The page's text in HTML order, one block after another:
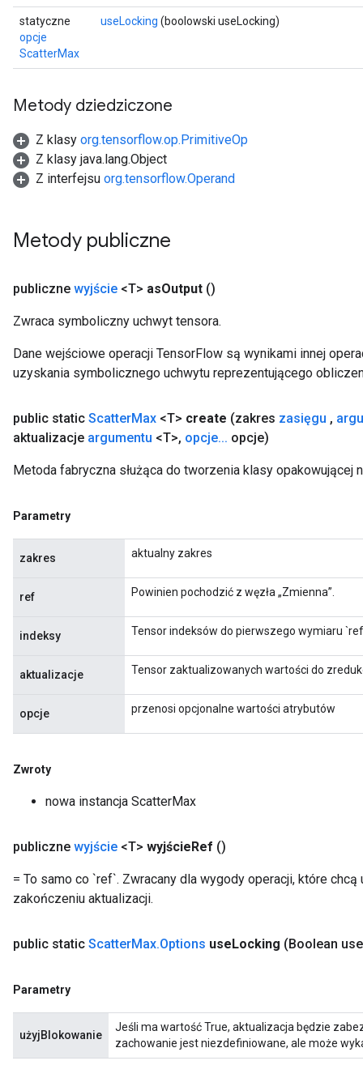
statyczne
opcje
ScatterMax
useLocking (boolowski useLocking)
Metody dziedziczone
Z klasy org.tensorflow.op.PrimitiveOp
Z klasy java.lang.Object
Z interfejsu org.tensorflow.Operand
Metody publiczne
publiczne wyjście <T> asOutput ()
Zwraca symboliczny uchwyt tensora.
Dane wejściowe operacji TensorFlow są wynikami innej
uzyskania symbolicznego uchwytu reprezentującego
public static ScatterMax <T> create (zakres zasięgu ,
aktualizacje argumentu <T>, opcje... opcje)
Metoda fabryczna służąca do tworzenia klasy opakowującej
Parametry
zakres aktualny zakres
ref Powinien pochodzić z węzła „Zmienna”.
indeksy Tensor indeksów do pierwszego wymiaru
aktualizacje Tensor zaktualizowanych wartości do
opcje przenosi opcjonalne wartości atrybutów
Zwroty
nowa instancja ScatterMax
publiczne wyjście <T> wyjście Ref ()
= To samo co `ref`. Zwracany dla wygody operacji, które
zakończeniu aktualizacji.
public static ScatterMax.Options use Locking (Boolean use
Parametry
użyjBlokowanie
Jeśli ma wartość True, aktualizacja będzie
zachowanie jest niezdefiniowane, ale może